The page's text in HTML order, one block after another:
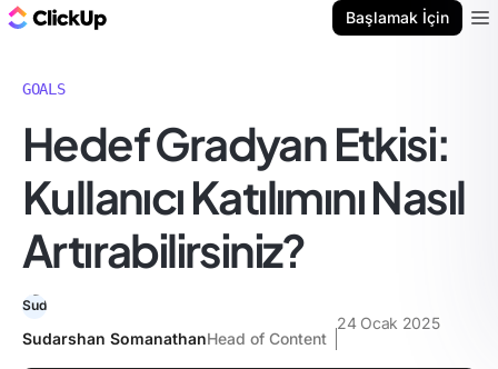
Başlamak İçin
GOALS
Hedef Gradyan Etkisi:
Kullanıcı Katılımını Nasıl
Artırabilirsiniz?
Sudarshan SomanathanHead of Content
24 Ocak 2025